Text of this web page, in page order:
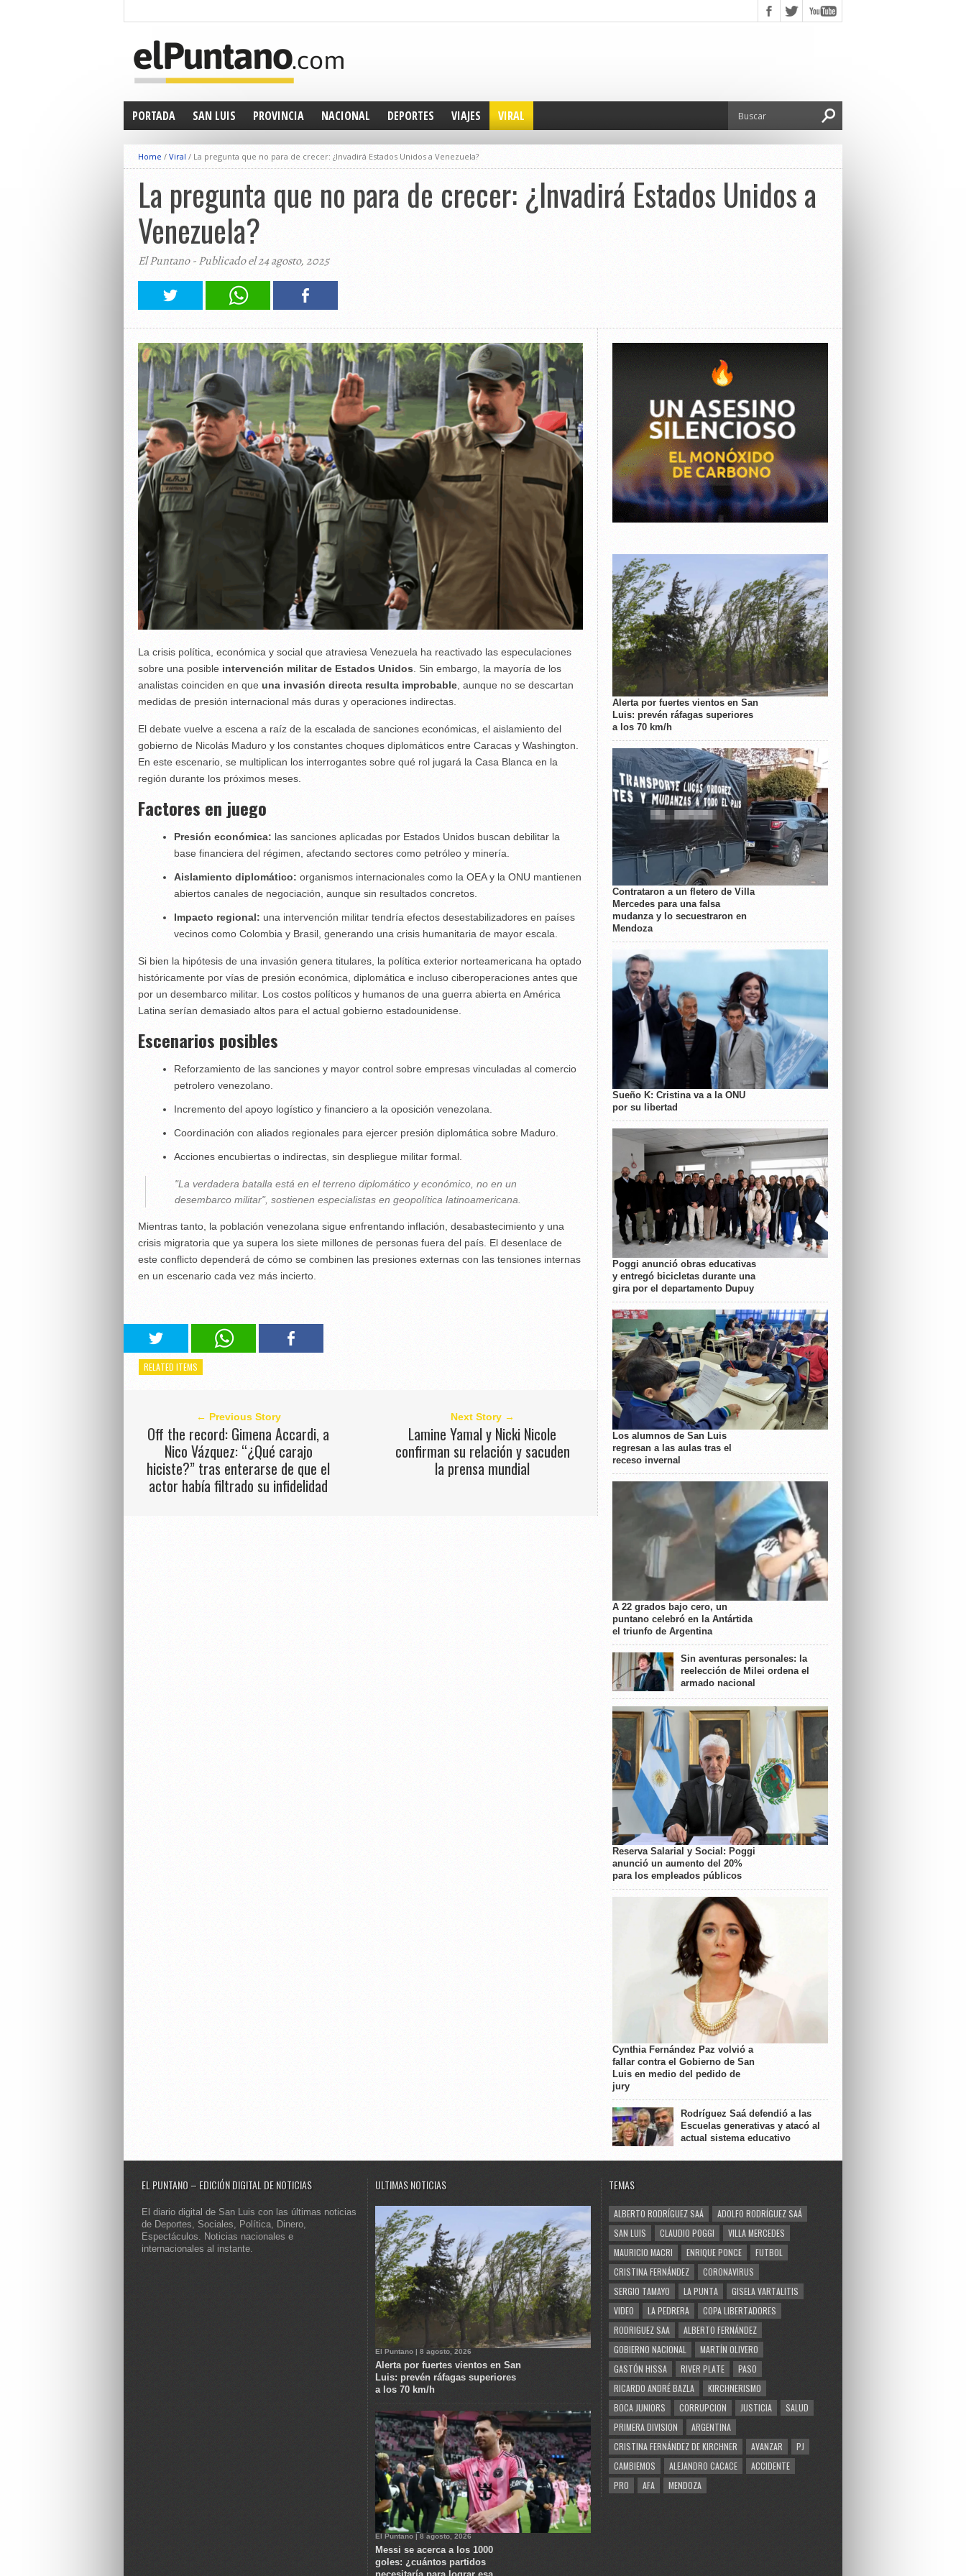
PORTADA SAN LUIS PROVINCIA NACIONAL DEPORTES VIAJES VIRAL
Home / Viral / La pregunta que no para de crecer: ¿Invadirá Estados Unidos a Venezuela?
La pregunta que no para de crecer: ¿Invadirá Estados Unidos a
Venezuela?
El Puntano - Publicado el 24 agosto, 2025
La crisis política, económica y social que atraviesa Venezuela ha reactivado las especulaciones
sobre una posible intervención militar de Estados Unidos. Sin embargo, la mayoría de los
analistas coinciden en que una invasión directa resulta improbable, aunque no se descartan
medidas de presión internacional más duras y operaciones indirectas.
El debate vuelve a escena a raíz de la escalada de sanciones económicas, el aislamiento del
gobierno de Nicolás Maduro y los constantes choques diplomáticos entre Caracas y Washington.
En este escenario, se multiplican los interrogantes sobre qué rol jugará la Casa Blanca en la
región durante los próximos meses.
Factores en juego
Presión económica: las sanciones aplicadas por Estados Unidos buscan debilitar la
base financiera del régimen, afectando sectores como petróleo y minería.
Aislamiento diplomático: organismos internacionales como la OEA y la ONU mantienen
abiertos canales de negociación, aunque sin resultados concretos.
Impacto regional: una intervención militar tendría efectos desestabilizadores en países
vecinos como Colombia y Brasil, generando una crisis humanitaria de mayor escala.
Si bien la hipótesis de una invasión genera titulares, la política exterior norteamericana ha optado
históricamente por vías de presión económica, diplomática e incluso ciberoperaciones antes que
por un desembarco militar. Los costos políticos y humanos de una guerra abierta en América
Latina serían demasiado altos para el actual gobierno estadounidense.
Escenarios posibles
Reforzamiento de las sanciones y mayor control sobre empresas vinculadas al comercio
petrolero venezolano.
Incremento del apoyo logístico y financiero a la oposición venezolana.
Coordinación con aliados regionales para ejercer presión diplomática sobre Maduro.
Acciones encubiertas o indirectas, sin despliegue militar formal.
"La verdadera batalla está en el terreno diplomático y económico, no en un
desembarco militar", sostienen especialistas en geopolítica latinoamericana.
Mientras tanto, la población venezolana sigue enfrentando inflación, desabastecimiento y una
crisis migratoria que ya supera los siete millones de personas fuera del país. El desenlace de
este conflicto dependerá de cómo se combinen las presiones externas con las tensiones internas
en un escenario cada vez más incierto.
RELATED ITEMS
← Previous Story
Off the record: Gimena Accardi, a
Nico Vázquez: “¿Qué carajo
hiciste?” tras enterarse de que el
actor había filtrado su infidelidad
Next Story →
Lamine Yamal y Nicki Nicole
confirman su relación y sacuden
la prensa mundial
Alerta por fuertes vientos en San
Luis: prevén ráfagas superiores
a los 70 km/h
Contrataron a un fletero de Villa
Mercedes para una falsa
mudanza y lo secuestraron en
Mendoza
Sueño K: Cristina va a la ONU
por su libertad
Poggi anunció obras educativas
y entregó bicicletas durante una
gira por el departamento Dupuy
Los alumnos de San Luis
regresan a las aulas tras el
receso invernal
A 22 grados bajo cero, un
puntano celebró en la Antártida
el triunfo de Argentina
Sin aventuras personales: la
reelección de Milei ordena el
armado nacional
Reserva Salarial y Social: Poggi
anunció un aumento del 20%
para los empleados públicos
Cynthia Fernández Paz volvió a
fallar contra el Gobierno de San
Luis en medio del pedido de
jury
Rodríguez Saá defendió a las
Escuelas generativas y atacó al
actual sistema educativo
EL PUNTANO – EDICIÓN DIGITAL DE NOTICIAS
El diario digital de San Luis con las últimas noticias
de Deportes, Sociales, Política, Dinero,
Espectáculos. Noticias nacionales e
internacionales al instante.
ULTIMAS NOTICIAS
El Puntano | 8 agosto, 2026
Alerta por fuertes vientos en San
Luis: prevén ráfagas superiores
a los 70 km/h
El Puntano | 8 agosto, 2026
Messi se acerca a los 1000
goles: ¿cuántos partidos
TEMAS
ALBERTO RODRÍGUEZ SAÁ
ADOLFO RODRÍGUEZ SAÁ
SAN LUIS
CLAUDIO POGGI
VILLA MERCEDES
MAURICIO MACRI
ENRIQUE PONCE
FUTBOL
CRISTINA FERNÁNDEZ
CORONAVIRUS
SERGIO TAMAYO
LA PUNTA
GISELA VARTALITIS
VIDEO
LA PEDRERA
COPA LIBERTADORES
RODRIGUEZ SAA
ALBERTO FERNÁNDEZ
GOBIERNO NACIONAL
MARTÍN OLIVERO
GASTÓN HISSA
RIVER PLATE
PASO
RICARDO ANDRÉ BAZLA
KIRCHNERISMO
BOCA JUNIORS
CORRUPCION JUSTICIA
SALUD
PRIMERA DIVISION
ARGENTINA
CRISTINA FERNÁNDEZ DE KIRCHNER
AVANZAR
PJ
CAMBIEMOS
ALEJANDRO CACACE
ACCIDENTE
PRO
AFA MENDOZA